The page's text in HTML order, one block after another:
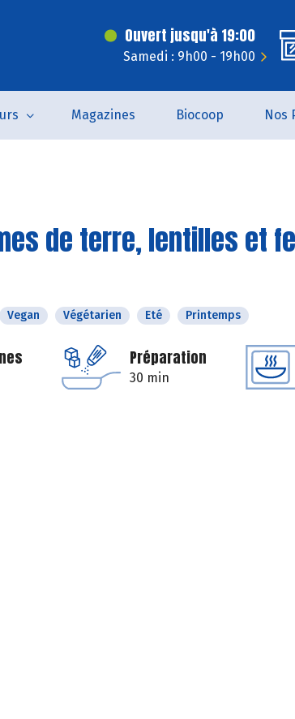
Ouvert jusqu'à 19:00
Samedi : 9h00 - 19h00
Magazines Biocoop Nos
de terre, lentilles et
Vegan Végétarien Eté Printemps
Préparation
30 min